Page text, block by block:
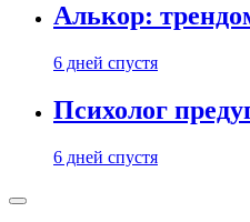
Алькор:
6 дней спустя
Психолог
6 дней спустя